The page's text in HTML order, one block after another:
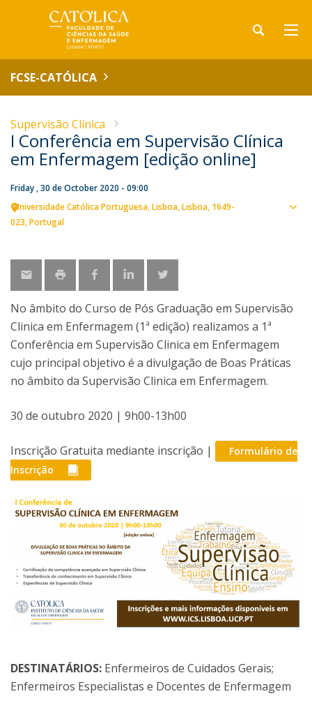
FCSE-CATÓLICA
Supervisão Clínica
I Conferência em Supervisão Clínica
em Enfermagem [edição online]
Friday , 30 de October 2020 - 09:00
Universidade Católica Portuguesa Lisboa Lisboa 1649-
023 Portugal
No âmbito do Curso de Pós Graduação em Supervisão
Clinica em Enfermagem (1ª edição) realizamos a 1ª
Conferência em Supervisão Clinica em Enfermagem
cujo principal objetivo é a divulgação de Boas Práticas
no âmbito da Supervisão Clinica em Enfermagem.
30 de outubro 2020 | 9h00-13h00
Inscrição Gratuita mediante inscrição |
Formulário de
Inscrição
DESTINATÁRIOS: Enfermeiros de Cuidados Gerais;
Enfermeiros Especialistas e Docentes de Enfermagem